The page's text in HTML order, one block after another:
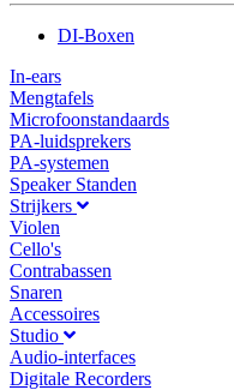
DI-Boxen
In-ears
Mengtafels
Microfoonstandaards
PA-luidsprekers
PA-systemen
Speaker Standen
Strijkers
Violen
Cello's
Contrabassen
Snaren
Accessoires
Studio
Audio-interfaces
Digitale Recorders